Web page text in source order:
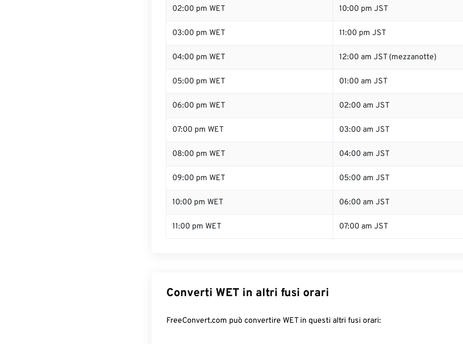
02:00 pm WET 10:00 pm JST
03:00 pm WET 11:00 pm JST
04:00 pm WET 12:00 am JST (mezzanotte)
05:00 pm WET 01:00 am JST
06:00 pm WET 02:00 am JST
07:00 pm WET 03:00 am JST
08:00 pm WET 04:00 am JST
09:00 pm WET 05:00 am JST
10:00 pm WET 06:00 am JST
11:00 pm WET 07:00 am JST
Converti WET in altri fusi orari
FreeConvert.com può convertire WET in questi altri fusi orari: